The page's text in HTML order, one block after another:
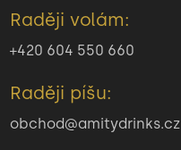
Raději volám:
+420 604 550 660
Raději píšu:
obchod@amitydrinks.cz